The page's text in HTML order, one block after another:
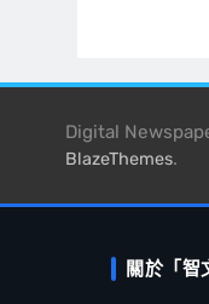
Digital
BlazeThemes.
關於「智